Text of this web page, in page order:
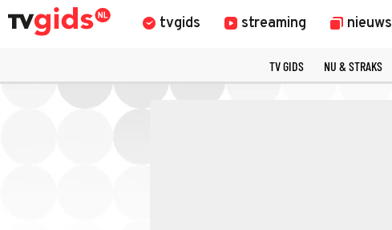
tvgids streaming nieuws
TV GIDS NU & STRAKS